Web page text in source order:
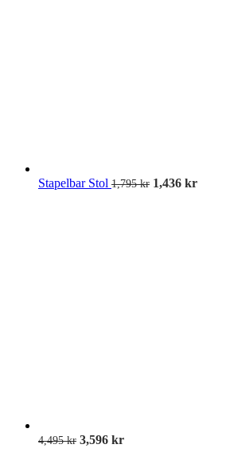
Stapelbar Stol 1,795kr 1,436 kr
4,495kr 3,596 kr